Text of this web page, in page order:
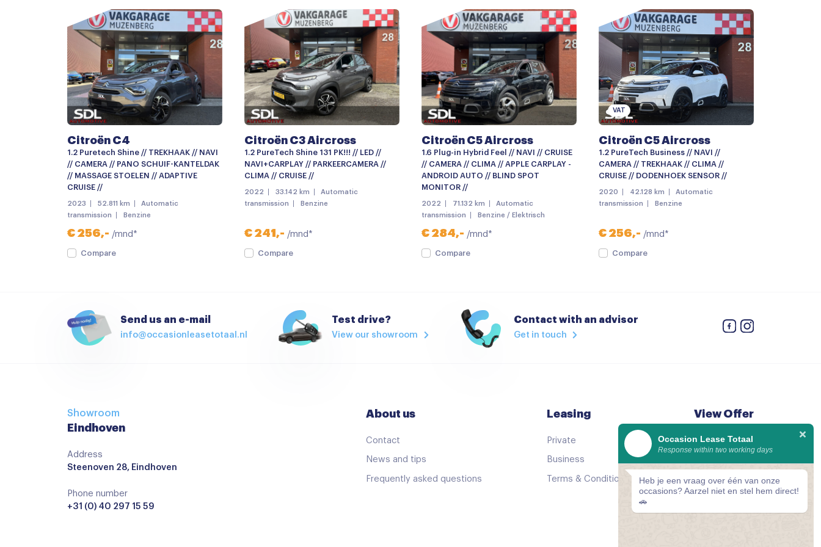
Buitenspiegels verwarmbaar Bumpers in carrosseriekleur
Centrale deurvergrendeling Centrale deurvergrendeling met afstandsbediening
Chroom delen exterieur Dimlichten automatisch
Elektronische remkrachtverdeling Getint glas
LED dagrijverlichting Lichtmetalen velgen
Lichtmetalen velgen Lichtmetalen velgen 18"
Lichtmetalen velgen 19" Mistlampen
Mistlampen voor mistlampen voor adaptief
Parkeersensor achter Parkeersensoren
parkeersensoren achter Parkeersensor voor
Parkeersensor voor en achter Trekhaak
Trekhaak verwarmde zijspiegels
Apple Carplay / Android auto voorbereiding APPLE CARPLAY NAVIGATIE
Audio installatie Aux en USB Aansluiting
Navigatie
Radio
Stuurwiel multifunctioneel
Achterstoelen drie
Citroën C4
1.2 Puretech Shine // TREKHAAK // NAVI
// CAMERA // PANO SCHUIF-KANTELDAK
// MASSAGE STOELEN // ADAPTIVE
CRUISE //
2023 52.811 km
Automatic
transmission
Benzine
€ 256,- /mnd*
Compare
Citroën C3 Aircross
1.2 PureTech Shine 131 PK!!! // LED //
NAVI+CARPLAY // PARKEERCAMERA //
CLIMA // CRUISE //
2022 33.142 km
Automatic
transmission
Benzine
€ 241,- /mnd*
Compare
Citroën C5 Aircross
1.6 Plug-in Hybrid Feel // NAVI // CRUISE
// CAMERA // CLIMA // APPLE CARPLAY -
ANDROID AUTO // BLIND SPOT
MONITOR //
2022 71.132 km
Automatic
transmission
Benzine / Elektrisch
€ 284,- /mnd*
Compare
VAT
Citroën C5 Aircross
1.2 PureTech Business // NAVI //
CAMERA // TREKHAAK // CLIMA //
CRUISE // DODENHOEK SENSOR //
2020 42.128 km
Automatic
transmission
Benzine
€ 256,- /mnd*
Compare
Send us an e-mail
info@occasionleasetotaal.nl
Test drive?
View our showroom
Contact with an advisor
Get in touch
Showroom
Eindhoven
Address
Steenoven 28, Eindhoven
Phone number
+31 (0) 40 297 15 59
About us
Contact
News and tips
Frequently asked questions
Leasing
Private
Business
Terms & Conditions
View Offer
See all cars
Comparator
Occasion Lease Totaal
Response within two working days
Heb je een vraag over één van onze
occasions? Aarzel niet en stel hem direct!
🚗